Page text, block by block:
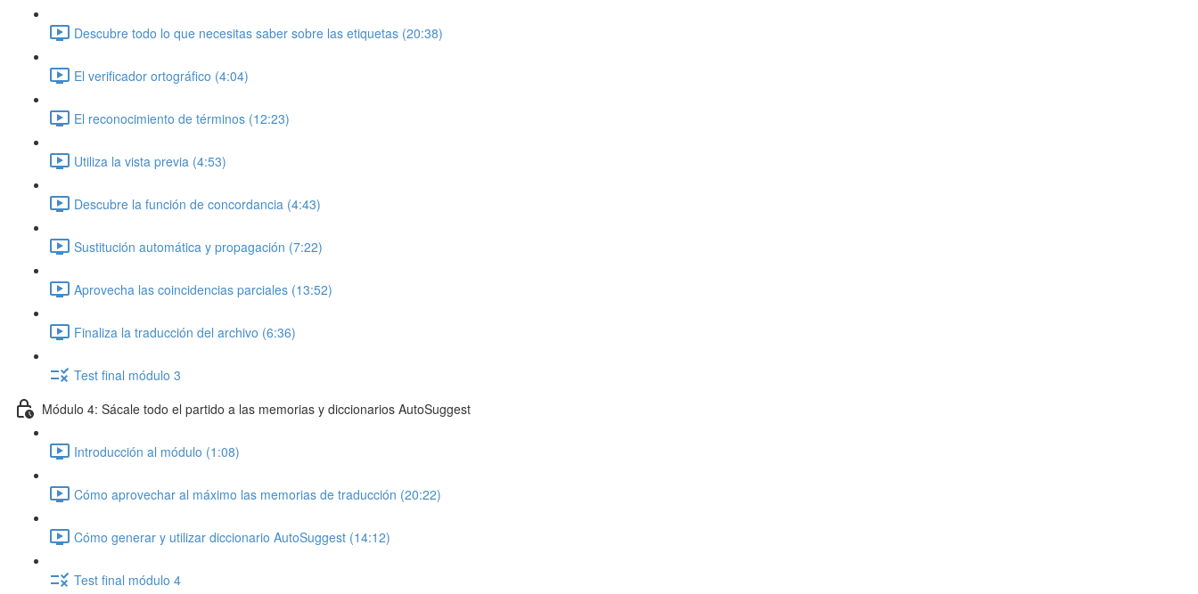
Descubre todo lo que necesitas saber sobre las etiquetas (20:38)
El verificador ortográfico (4:04)
El reconocimiento de términos (12:23)
Utiliza la vista previa (4:53)
Descubre la función de concordancia (4:43)
Sustitución automática y propagación (7:22)
Aprovecha las coincidencias parciales (13:52)
Finaliza la traducción del archivo (6:36)
Test final módulo 3
Módulo 4: Sácale todo el partido a las memorias y diccionarios AutoSuggest
Introducción al módulo (1:08)
Cómo aprovechar al máximo las memorias de traducción (20:22)
Cómo generar y utilizar diccionario AutoSuggest (14:12)
Test final módulo 4